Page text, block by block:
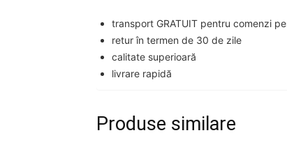
transport GRATUIT pentru comenzi
retur în termen de 30 de zile
calitate superioară
livrare rapidă
Produse similare